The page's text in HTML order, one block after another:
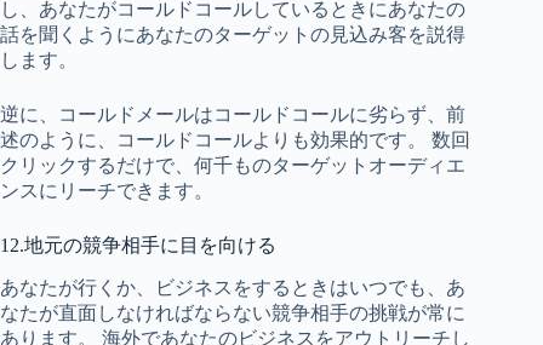
し、あなたがコールドコールしているときにあなたの
話を聞くようにあなたのターゲットの見込み客を説得
します。
逆に、コールドメールはコールドコールに劣らず、前
述のように、コールドコールよりも効果的です。 数回
クリックするだけで、何千ものターゲットオーディエ
ンスにリーチできます。
12.地元の競争相手に目を向ける
あなたが行くか、ビジネスをするときはいつでも、あ
なたが直面しなければならない競争相手の挑戦が常に
あります。 海外であなたのビジネスをアウトリーチし